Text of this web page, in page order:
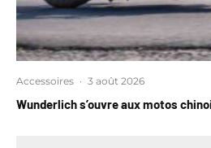
Accessoires · 3 août 2026
Wunderlich s’ouvre aux motos